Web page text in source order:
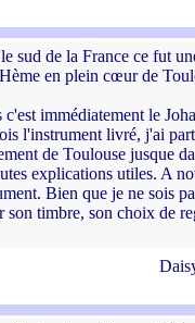
sud de la France ce fut
en plein cœur de
immédiatement le
l'instrument livré, j'ai
de Toulouse jusque
explications utiles. A
Bien que je ne sois
son timbre, son choix de